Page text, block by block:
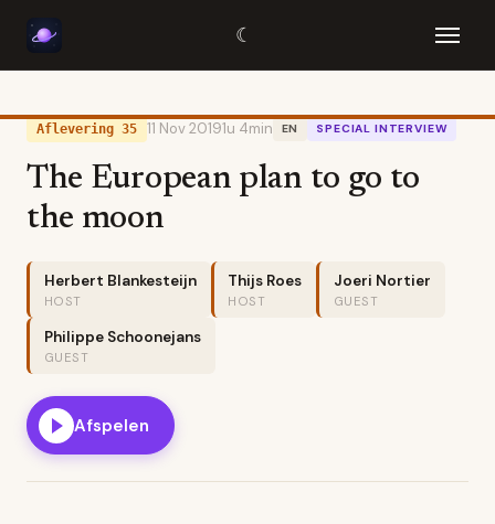
☾
Aflevering 35 11 Nov 20191u 4min EN SPECIAL INTERVIEW
The European plan to go to
the moon
Herbert Blankesteijn
HOST
Thijs Roes
HOST
Joeri Nortier
GUEST
Philippe Schoonejans
GUEST
Afspelen